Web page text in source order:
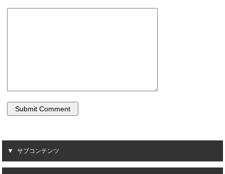
サブコンテンツ